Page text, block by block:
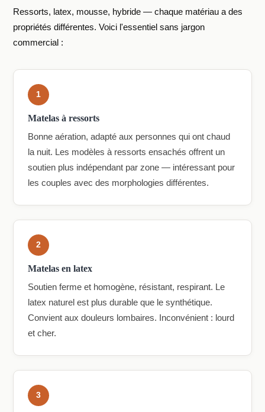
Ressorts, latex, mousse, hybride — chaque matériau a des
propriétés différentes. Voici l'essentiel sans jargon
commercial :
1
Matelas à ressorts
Bonne aération, adapté aux personnes qui ont chaud
la nuit. Les modèles à ressorts ensachés offrent un
soutien plus indépendant par zone — intéressant pour
les couples avec des morphologies différentes.
2
Matelas en latex
Soutien ferme et homogène, résistant, respirant. Le
latex naturel est plus durable que le synthétique.
Convient aux douleurs lombaires. Inconvénient : lourd
et cher.
3